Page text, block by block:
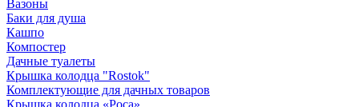
Вазоны
Баки для душа
Кашпо
Компостер
Дачные туалеты
Крышка колодца "Rostok"
Комплектующие для дачных товаров
Крышка колодца «Роса»